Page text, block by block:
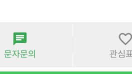
문자문의 관심